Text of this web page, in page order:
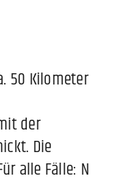
50 Kilometer
der
Die
alle Fälle: N